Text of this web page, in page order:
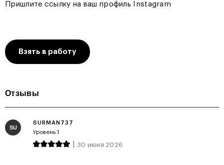
Пришлите ссылку на ваш профиль Instagram
Взять в работу
Отзывы
SU
SURMAN737
Уровень 1
30 июня 2026